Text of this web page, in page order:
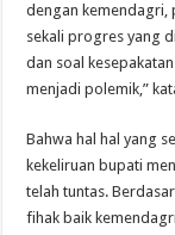
dengan kemendagri,
sekali progres yang
dan soal
menjadi polemik,”
Bahwa hal hal yang
kekeliruan bupati
telah tuntas.
fihak baik